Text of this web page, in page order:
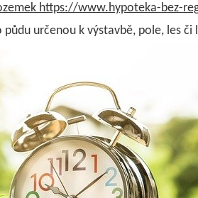
https://www.hypoteka-bez-
určenou k výstavbě, pole, les